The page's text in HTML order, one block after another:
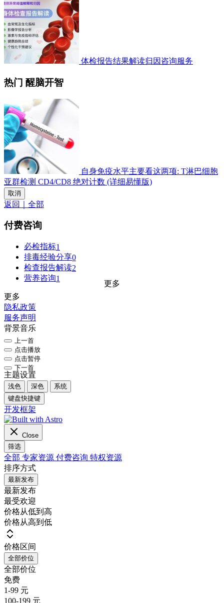
体检报告结果解读归因咨询服务
热门 醒脑开智
自身免疫水平主要看这两项: T淋巴细胞
亚群检测 CD4/CD8 绝对计数 (详细易懂版)
取消
返回｜全部
付费咨询
必检指标1
排毒经验分享0
检查报告解读2
营养咨询1
更多
更多
隐私政策
服务声明
背景音乐
上一首
点击播放
点击暂停
下一首
主题设置
浅色 深色
系统
键盘快捷键
开发框架
Close
筛选
全部 专家资源 付费咨询 特权资源
排序方式
最新发布
最新发布
最受欢迎
价格从低到高
价格从高到低
价格区间
全部价位
全部价位
免费
1-99 元
100-199 元